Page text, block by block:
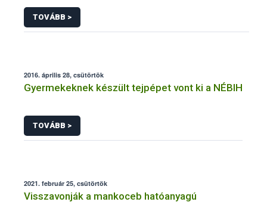
TOVÁBB >
2016. április 28, csütörtök
Gyermekeknek készült tejpépet vont ki a NÉBIH
TOVÁBB >
2021. február 25, csütörtök
Visszavonják a mankoceb hatóanyagú